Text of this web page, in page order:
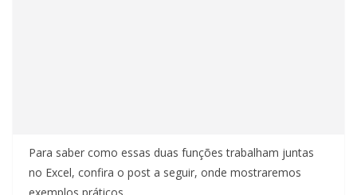
Para saber como essas duas funções trabalham juntas
no Excel, confira o post a seguir, onde mostraremos